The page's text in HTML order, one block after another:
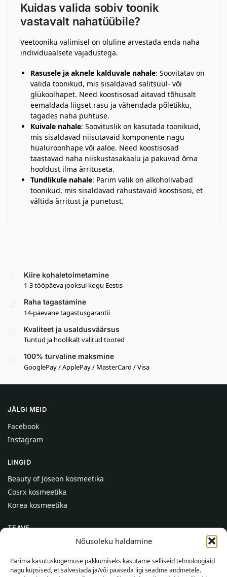
Nõusoleku haldamine
Parima kasutuskogemuse pakkumiseks kasutame selliseid tehnoloogiaid
nagu küpsised, et salvestada ja/või pääseda ligi seadme andmetele.
Kuidas valida sobiv toonik
vastavalt nahatüübile?
Veetooniku valimisel on oluline arvestada enda naha
individuaalsete vajadustega.
Rasusele ja aknele kalduvale nahale: Soovitatav on
valida toonikud, mis sisaldavad salitsüül- või
glükoolhapet. Need koostisosad aitavad tõhusalt
eemaldada liigset rasu ja vähendada põletikku,
tagades naha puhtuse.
Kuivale nahale: Soovituslik on kasutada toonikuid,
mis sisaldavad niisutavaid komponente nagu
hüaluroonhape või aaloe. Need koostisosad
taastavad naha niiskustasakaalu ja pakuvad õrna
hooldust ilma ärrituseta.
Tundlikule nahale: Parim valik on alkoholivabad
toonikud, mis sisaldavad rahustavaid koostisosi, et
vältida ärritust ja punetust.
Kiire kohaletoimetamine
1-3 tööpäeva jooksul kogu Eestis
Raha tagastamine
14-päevane tagastusgarantii
Kvaliteet ja usaldusväärsus
Tuntud ja hoolikalt valitud tooted
100% turvaline maksmine
GooglePay / ApplePay / MasterCard / Visa
JÄLGI MEID
Facebook
Instagram
LINGID
Beauty of Joseon kosmeetika
Cosrx kosmeetika
Korea kosmeetika
TEAVE
Kontaktid
Abi